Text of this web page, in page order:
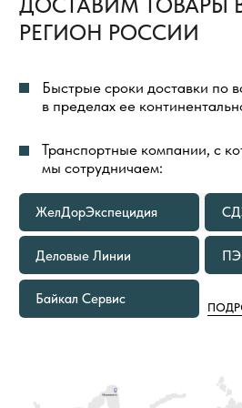
БЕСПЛАТНАЯ ДОСТАВКА
ТОВАРОВ
ВЕСЬ ПРОЦЕСС ОРГАНИЗАЦИИ ДОСТАВКИ
КОНТРОЛИРУЕМ
ТРАНСПОРТНОЙ КОМПАНИИ
В ГОРОДЕ ОТПРАВЛЕНИЯ ВСЕГДА
В КАКИХ СЛУЧАЯХ МЫ